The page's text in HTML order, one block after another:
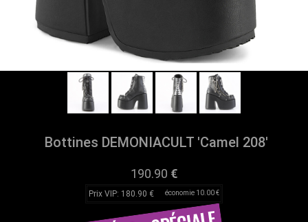
Bottines DEMONIACULT 'Camel 208'
190.90 €
Prix VIP: 180.90 € économie 10.00 €